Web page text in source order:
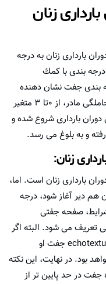
زنان
بارداری زنان به درجه
درجه بندی با كمك
بندی جفت نشان دهنده
سن جفت بوده و درجه آن با پیشرفت روند حاملگی مادر، از ۰تا ۳ متغیر
دوران بارداری شروع شده و
و به بلوغ می رسد.
زنان:
بارداری زنان است. اما،
هم دیر آغاز شود، درجه
شرایط، صفحه جفتی
تعریف می شود. البته اگر
درجه جفت مادر بارداري صفر باشد، ماده echotexture جفت او
بود. در نهايت، اين نكته
جفت در حد پایین تر از